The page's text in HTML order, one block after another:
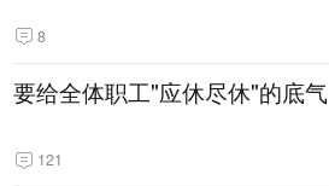
8
要给全体职工"应休尽休"的底气
121